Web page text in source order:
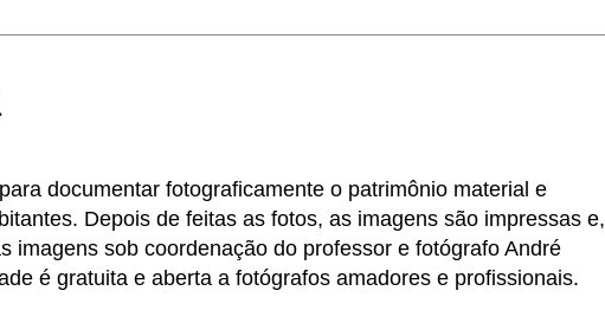
documentar fotograficamente o patrimônio material e
Depois de feitas as fotos, as imagens são impressas e,
imagens sob coordenação do professor e fotógrafo André
é gratuita e aberta a fotógrafos amadores e profissionais.